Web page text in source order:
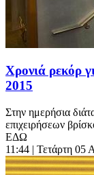
Χρονιά ρεκόρ
2015
Στην ημερήσια
επιχειρήσεων
ΕΔΩ
11:44 | Τετάρτη 05